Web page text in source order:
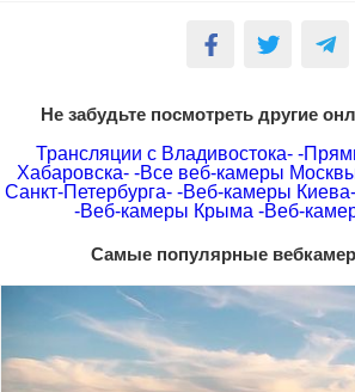
Не забудьте посмотреть другие
Трансляции с Владивостока- -
Хабаровска- -Все веб-камеры
Санкт-Петербурга- -Веб-камеры Киева-
-Веб-камеры Крыма -Веб-
Самые популярные